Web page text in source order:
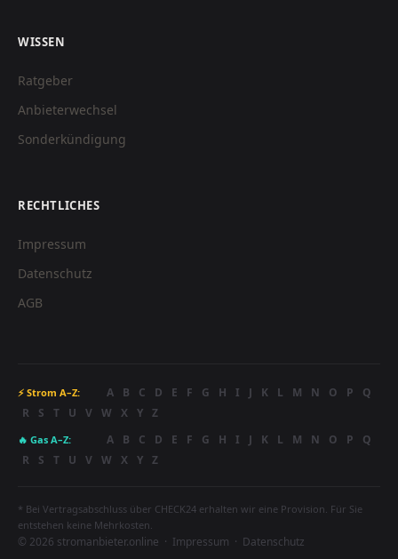
WISSEN
Ratgeber
Anbieterwechsel
Sonderkündigung
RECHTLICHES
Impressum
Datenschutz
AGB
⚡ Strom A–Z: A B C D E F G H I J K L M N O P
Q
R
S T U V W X Y Z
🔥 Gas A–Z: A B C D E F G H I J K L M N O P
Q
R
S T U V W X Y Z
* Bei Vertragsabschluss über CHECK24 erhalten wir eine Provision. Für Sie
entstehen keine Mehrkosten.
© 2026 stromanbieter.online · Impressum · Datenschutz